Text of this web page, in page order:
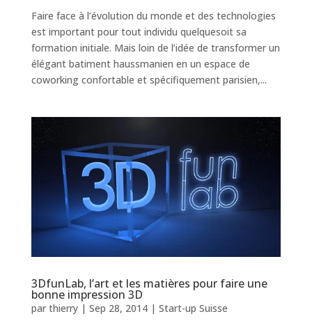
Faire face à l’évolution du monde et des technologies
est important pour tout individu quelquesoit sa
formation initiale. Mais loin de l’idée de transformer un
élégant batiment haussmanien en un espace de
coworking confortable et spécifiquement parisien,...
3DfunLab, l’art et les matières pour faire une
bonne impression 3D
par thierry| Sep 28, 2014| Start-up Suisse